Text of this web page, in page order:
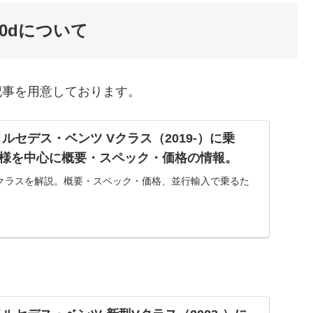
について
を用意しております。
セデス・ベンツ Vクラス（2019-）に乗
を中心に概要・スペック・価格の情報。
ラスを解説。概要・スペック・価格、並行輸入で乗るた